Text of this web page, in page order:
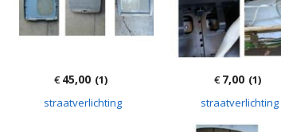
€45,00 (1)
straatverlichting
€7,00 (1)
straatverlichting